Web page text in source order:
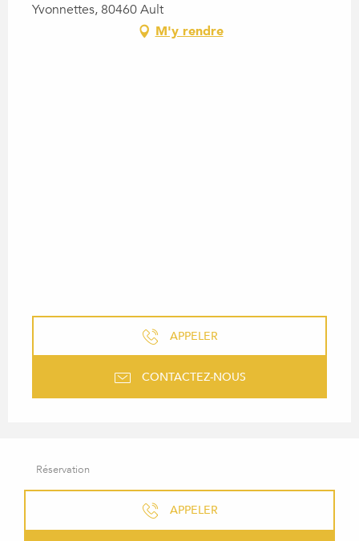
Yvonnettes, 80460 Ault
M'y rendre
APPELER
CONTACTEZ-NOUS
Réservation
APPELER